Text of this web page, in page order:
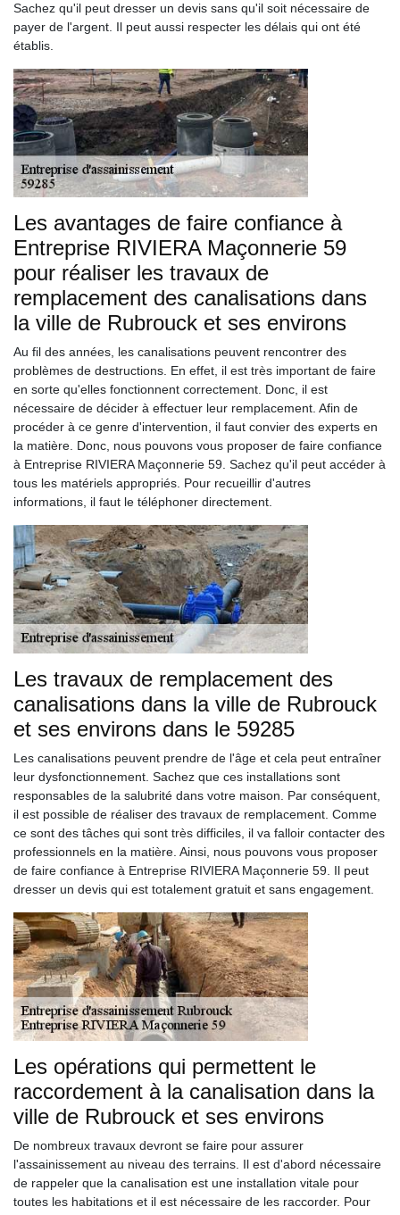
Sachez qu'il peut dresser un devis sans qu'il soit nécessaire de
payer de l'argent. Il peut aussi respecter les délais qui ont été
établis.
Les avantages de faire confiance à
Entreprise RIVIERA Maçonnerie 59
pour réaliser les travaux de
remplacement des canalisations dans
la ville de Rubrouck et ses environs
Au fil des années, les canalisations peuvent rencontrer des
problèmes de destructions. En effet, il est très important de faire
en sorte qu'elles fonctionnent correctement. Donc, il est
nécessaire de décider à effectuer leur remplacement. Afin de
procéder à ce genre d'intervention, il faut convier des experts en
la matière. Donc, nous pouvons vous proposer de faire confiance
à Entreprise RIVIERA Maçonnerie 59. Sachez qu'il peut accéder à
tous les matériels appropriés. Pour recueillir d'autres
informations, il faut le téléphoner directement.
Les travaux de remplacement des
canalisations dans la ville de Rubrouck
et ses environs dans le 59285
Les canalisations peuvent prendre de l'âge et cela peut entraîner
leur dysfonctionnement. Sachez que ces installations sont
responsables de la salubrité dans votre maison. Par conséquent,
il est possible de réaliser des travaux de remplacement. Comme
ce sont des tâches qui sont très difficiles, il va falloir contacter des
professionnels en la matière. Ainsi, nous pouvons vous proposer
de faire confiance à Entreprise RIVIERA Maçonnerie 59. Il peut
dresser un devis qui est totalement gratuit et sans engagement.
Les opérations qui permettent le
raccordement à la canalisation dans la
ville de Rubrouck et ses environs
De nombreux travaux devront se faire pour assurer
l'assainissement au niveau des terrains. Il est d'abord nécessaire
de rappeler que la canalisation est une installation vitale pour
toutes les habitations et il est nécessaire de les raccorder. Pour